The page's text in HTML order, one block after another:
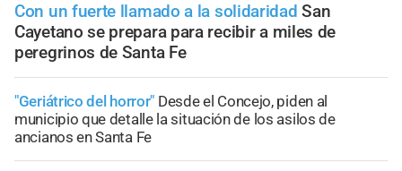
Con un fuerte llamado a la solidaridad San
Cayetano se prepara para recibir a miles de
peregrinos de Santa Fe
"Geriátrico del horror" Desde el Concejo, piden al
municipio que detalle la situación de los asilos de
ancianos en Santa Fe